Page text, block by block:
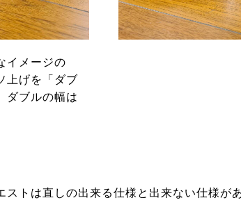
イメージの
上げを「ダブ
ダブルの幅は
ストは直しの出来る仕様と出来ない仕様が